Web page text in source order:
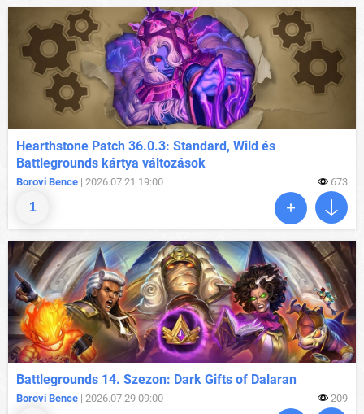
1
Hearthstone Patch 36.0.3: Standard, Wild és
Battlegrounds kártya változások
Borovi Bence | 2026.07.21 19:00 673
Battlegrounds 14. Szezon: Dark Gifts of Dalaran
Borovi Bence | 2026.07.29 09:00 209